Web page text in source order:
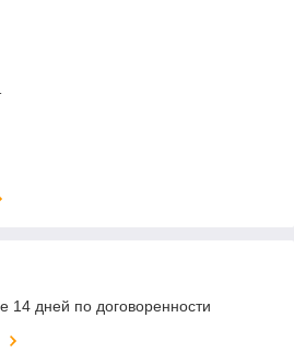
14 дней по договоренности